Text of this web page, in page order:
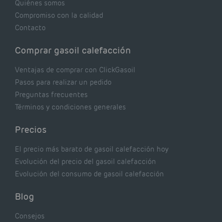
Quiénes somos
Compromiso con la calidad
Contacto
Comprar gasoil calefacción
Ventajas de comprar con ClickGasoil
Pasos para realizar un pedido
Preguntas frecuentes
Términos y condiciones generales
Precios
El precio más barato de gasoil calefacción hoy
Evolución del precio del gasoil calefacción
Evolución del consumo de gasoil calefacción
Blog
Consejos